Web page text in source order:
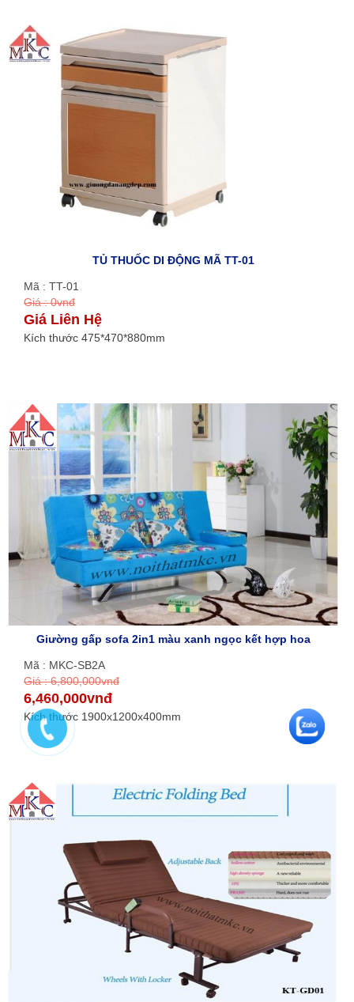
TỦ THUỐC DI ĐỘNG MÃ TT-01
Mã : TT-01
Giá : 0vnđ
Giá Liên Hệ
Kích thước 475*470*880mm
Giường gấp sofa 2in1 màu xanh ngọc kết hợp hoa
Mã : MKC-SB2A
Giá : 6,800,000vnđ
6,460,000vnđ
Kích thước 1900x1200x400mm